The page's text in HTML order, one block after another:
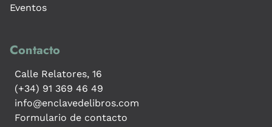
Eventos
Contacto
Calle Relatores, 16
(+34) 91 369 46 49
info@enclavedelibros.com
Formulario de contacto